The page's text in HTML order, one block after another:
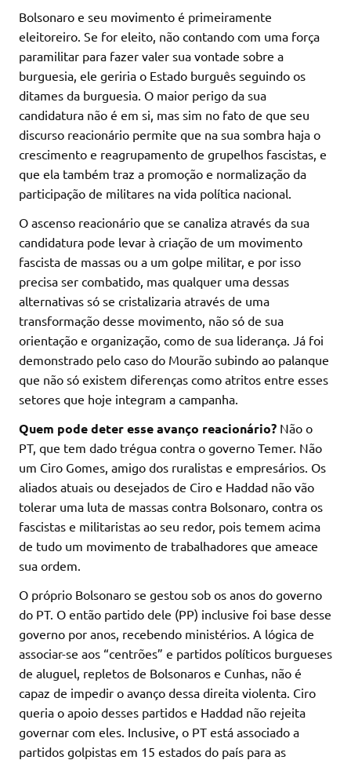
Bolsonaro e seu movimento é primeiramente
eleitoreiro. Se for eleito, não contando com uma força
paramilitar para fazer valer sua vontade sobre a
burguesia, ele geriria o Estado burguês seguindo os
ditames da burguesia. O maior perigo da sua
candidatura não é em si, mas sim no fato de que seu
discurso reacionário permite que na sua sombra haja o
crescimento e reagrupamento de grupelhos fascistas, e
que ela também traz a promoção e normalização da
participação de militares na vida política nacional.
O ascenso reacionário que se canaliza através da sua
candidatura pode levar à criação de um movimento
fascista de massas ou a um golpe militar, e por isso
precisa ser combatido, mas qualquer uma dessas
alternativas só se cristalizaria através de uma
transformação desse movimento, não só de sua
orientação e organização, como de sua liderança. Já foi
demonstrado pelo caso do Mourão subindo ao palanque
que não só existem diferenças como atritos entre esses
setores que hoje integram a campanha.
Quem pode deter esse avanço reacionário? Não o
PT, que tem dado trégua contra o governo Temer. Não
um Ciro Gomes, amigo dos ruralistas e empresários. Os
aliados atuais ou desejados de Ciro e Haddad não vão
tolerar uma luta de massas contra Bolsonaro, contra os
fascistas e militaristas ao seu redor, pois temem acima
de tudo um movimento de trabalhadores que ameace
sua ordem.
O próprio Bolsonaro se gestou sob os anos do governo
do PT. O então partido dele (PP) inclusive foi base desse
governo por anos, recebendo ministérios. A lógica de
associar-se aos “centrões” e partidos políticos burgueses
de aluguel, repletos de Bolsonaros e Cunhas, não é
capaz de impedir o avanço dessa direita violenta. Ciro
queria o apoio desses partidos e Haddad não rejeita
governar com eles. Inclusive, o PT está associado a
partidos golpistas em 15 estados do país para as